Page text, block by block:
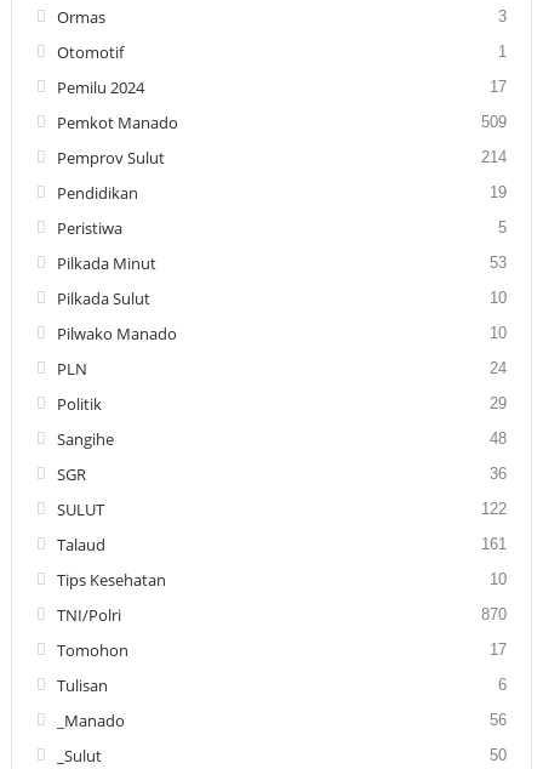
Ormas 3
Otomotif 1
Pemilu 2024 17
Pemkot Manado 509
Pemprov Sulut 214
Pendidikan 19
Peristiwa 5
Pilkada Minut 53
Pilkada Sulut 10
Pilwako Manado 10
PLN 24
Politik 29
Sangihe 48
SGR 36
SULUT 122
Talaud 161
Tips Kesehatan 10
TNI/Polri 870
Tomohon 17
Tulisan 6
_Manado 56
_Sulut 50